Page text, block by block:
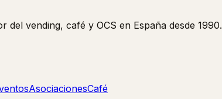
del vending, café y OCS en España desde 1990.
AsociacionesCafé